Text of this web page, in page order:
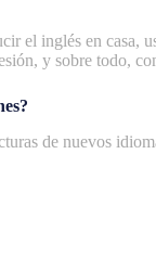
el inglés en casa,
y sobre todo,
de nuevos